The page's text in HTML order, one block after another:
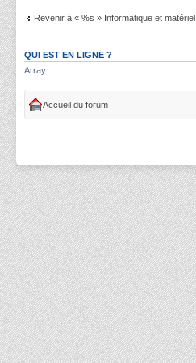
Revenir à « %s » Informatique et matériel
QUI EST EN LIGNE ?
Array
Accueil du forum